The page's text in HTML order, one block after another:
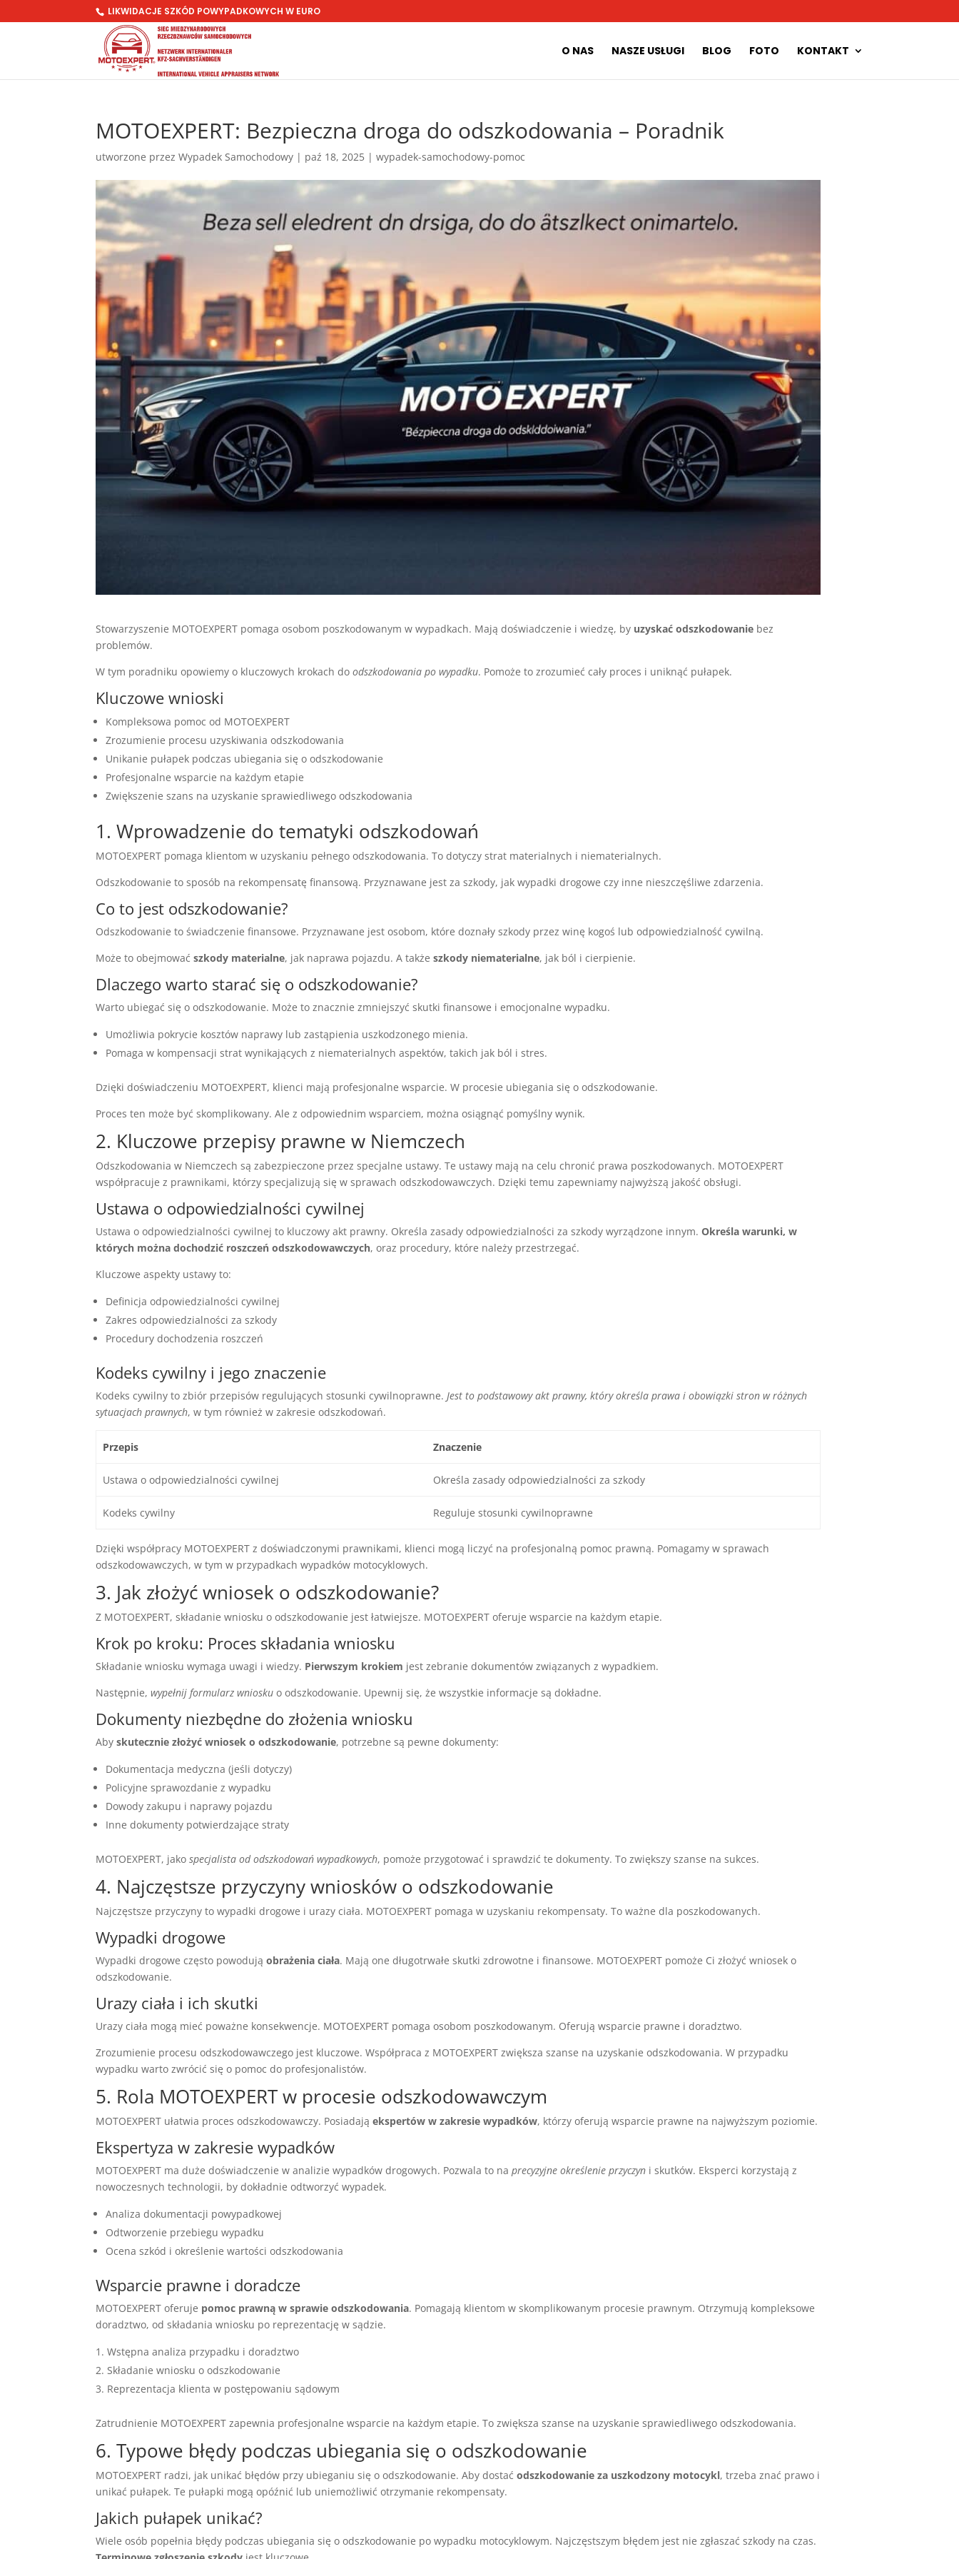
LIKWIDACJE SZKÓD POWYPADKOWYCH W EURO
O NAS NASZE USŁUGI BLOG FOTO KONTAKT
MOTOEXPERT: Bezpieczna droga do odszkodowania – Poradnik
utworzone przezWypadek Samochodowy | paź 18, 2025 |wypadek-samochodowy-pomoc
Stowarzyszenie MOTOEXPERT pomaga osobom poszkodowanym w wypadkach. Mają doświadczenie i wiedzę, by uzyskać odszkodowanie bez
problemów.
W tym poradniku opowiemy o kluczowych krokach doodszkodowania po wypadku. Pomoże to zrozumieć cały proces i uniknąć pułapek.
Kluczowe wnioski
Kompleksowa pomoc od MOTOEXPERT
Zrozumienie procesu uzyskiwania odszkodowania
Unikanie pułapek podczas ubiegania się o odszkodowanie
Profesjonalne wsparcie na każdym etapie
Zwiększenie szans na uzyskanie sprawiedliwego odszkodowania
1. Wprowadzenie do tematyki odszkodowań
MOTOEXPERT pomaga klientom w uzyskaniu pełnego odszkodowania. To dotyczy strat materialnych i niematerialnych.
Odszkodowanie to sposób na rekompensatę finansową. Przyznawane jest za szkody, jak wypadki drogowe czy inne nieszczęśliwe zdarzenia.
Co to jest odszkodowanie?
Odszkodowanie to świadczenie finansowe. Przyznawane jest osobom, które doznały szkody przez winę kogoś lub odpowiedzialność cywilną.
Może to obejmowaćszkody materialne, jak naprawa pojazdu. A takżeszkody niematerialne, jak ból i cierpienie.
Dlaczego warto starać się o odszkodowanie?
Warto ubiegać się o odszkodowanie. Może to znacznie zmniejszyć skutki finansowe i emocjonalne wypadku.
Umożliwia pokrycie kosztów naprawy lub zastąpienia uszkodzonego mienia.
Pomaga w kompensacji strat wynikających z niematerialnych aspektów, takich jak ból i stres.
Dzięki doświadczeniu MOTOEXPERT, klienci mają profesjonalne wsparcie. W procesie ubiegania się o odszkodowanie.
Proces ten może być skomplikowany. Ale z odpowiednim wsparciem, można osiągnąć pomyślny wynik.
2. Kluczowe przepisy prawne w Niemczech
Odszkodowania w Niemczech są zabezpieczone przez specjalne ustawy. Te ustawy mają na celu chronić prawa poszkodowanych. MOTOEXPERT
współpracuje z prawnikami, którzy specjalizują się w sprawach odszkodowawczych. Dzięki temu zapewniamy najwyższą jakość obsługi.
Ustawa o odpowiedzialności cywilnej
Ustawa o odpowiedzialności cywilnej to kluczowy akt prawny. Określa zasady odpowiedzialności za szkody wyrządzone innym.Określa warunki, w
których można dochodzić roszczeń odszkodowawczych, oraz procedury, które należy przestrzegać.
Kluczowe aspekty ustawy to:
Definicja odpowiedzialności cywilnej
Zakres odpowiedzialności za szkody
Procedury dochodzenia roszczeń
Kodeks cywilny i jego znaczenie
Kodeks cywilny to zbiór przepisów regulujących stosunki cywilnoprawne. Jest to podstawowy akt prawny, który określa prawa i obowiązki stron w różnych
sytuacjach prawnych, w tym również w zakresie odszkodowań.
Przepis Znaczenie
Ustawa o odpowiedzialności cywilnej Określa zasady odpowiedzialności za szkody
Kodeks cywilny Reguluje stosunki cywilnoprawne
Dzięki współpracy MOTOEXPERT z doświadczonymi prawnikami, klienci mogą liczyć na profesjonalną pomoc prawną. Pomagamy w sprawach
odszkodowawczych, w tym w przypadkach wypadków motocyklowych.
3. Jak złożyć wniosek o odszkodowanie?
Z MOTOEXPERT, składanie wniosku o odszkodowanie jest łatwiejsze. MOTOEXPERT oferuje wsparcie na każdym etapie.
Krok po kroku: Proces składania wniosku
Składanie wniosku wymaga uwagi i wiedzy. Pierwszym krokiem jest zebranie dokumentów związanych z wypadkiem.
Następnie,wypełnij formularz wniosku o odszkodowanie. Upewnij się, że wszystkie informacje są dokładne.
Dokumenty niezbędne do złożenia wniosku
Abyskutecznie złożyć wniosek o odszkodowanie, potrzebne są pewne dokumenty:
Dokumentacja medyczna (jeśli dotyczy)
Policyjne sprawozdanie z wypadku
Dowody zakupu i naprawy pojazdu
Inne dokumenty potwierdzające straty
MOTOEXPERT, jakospecjalista od odszkodowań wypadkowych, pomoże przygotować i sprawdzić te dokumenty. To zwiększy szanse na sukces.
4. Najczęstsze przyczyny wniosków o odszkodowanie
Najczęstsze przyczyny to wypadki drogowe i urazy ciała. MOTOEXPERT pomaga w uzyskaniu rekompensaty. To ważne dla poszkodowanych.
Wypadki drogowe
Wypadki drogowe często powodująobrażenia ciała. Mają one długotrwałe skutki zdrowotne i finansowe. MOTOEXPERT pomoże Ci złożyć wniosek o
odszkodowanie.
Urazy ciała i ich skutki
Urazy ciała mogą mieć poważne konsekwencje. MOTOEXPERT pomaga osobom poszkodowanym. Oferują wsparcie prawne i doradztwo.
Zrozumienie procesu odszkodowawczego jest kluczowe. Współpraca z MOTOEXPERT zwiększa szanse na uzyskanie odszkodowania. W przypadku
wypadku warto zwrócić się o pomoc do profesjonalistów.
5. Rola MOTOEXPERT w procesie odszkodowawczym
MOTOEXPERT ułatwia proces odszkodowawczy. Posiadająekspertów w zakresie wypadków, którzy oferują wsparcie prawne na najwyższym poziomie.
Ekspertyza w zakresie wypadków
MOTOEXPERT ma duże doświadczenie w analizie wypadków drogowych. Pozwala to naprecyzyjne określenie przyczyn i skutków. Eksperci korzystają z
nowoczesnych technologii, by dokładnie odtworzyć wypadek.
Analiza dokumentacji powypadkowej
Odtworzenie przebiegu wypadku
Ocena szkód i określenie wartości odszkodowania
Wsparcie prawne i doradcze
MOTOEXPERT oferuje pomoc prawną w sprawie odszkodowania. Pomagają klientom w skomplikowanym procesie prawnym. Otrzymują kompleksowe
doradztwo, od składania wniosku po reprezentację w sądzie.
Wstępna analiza przypadku i doradztwo
Składanie wniosku o odszkodowanie
Reprezentacja klienta w postępowaniu sądowym
Zatrudnienie MOTOEXPERT zapewnia profesjonalne wsparcie na każdym etapie. To zwiększa szanse na uzyskanie sprawiedliwego odszkodowania.
6. Typowe błędy podczas ubiegania się o odszkodowanie
MOTOEXPERT radzi, jak unikać błędów przy ubieganiu się o odszkodowanie. Aby dostaćodszkodowanie za uszkodzony motocykl, trzeba znać prawo i
unikać pułapek. Te pułapki mogą opóźnić lub uniemożliwić otrzymanie rekompensaty.
Jakich pułapek unikać?
Wiele osób popełnia błędy podczas ubiegania się o odszkodowanie po wypadku motocyklowym. Najczęstszym błędem jest nie zgłaszać szkody na czas.